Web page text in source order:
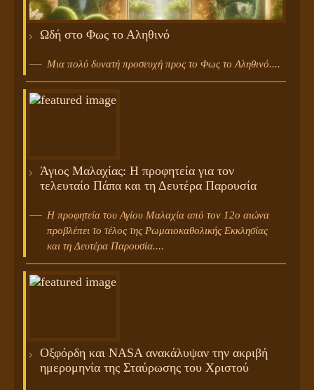
Ωδή στο Φως το Αληθινό
Μια πολύ δυνατή προσευχή προς το Φως το Αληθινό....
Άγιος Μαλαχίας: Η προφητεία για τον
τελευταίο Πάπα και τη Δευτέρα Παρουσία
Η προφητεία του Αγίου Μαλαχία από τον 12ο αιώνα
προβλέπει το τέλος της Ρωμαιοκαθολικής Εκκλησίας
και τη Δευτέρα Παρουσία....
Οξφόρδη και NASA ανακάλυψαν την ακριβή
ημερομηνία της Σταύρωσης του Χριστού